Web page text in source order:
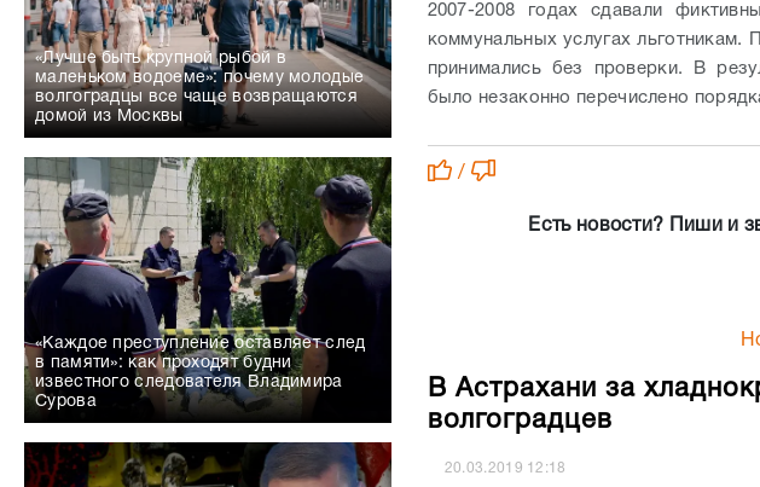
«Лучше быть крупной рыбой в
маленьком водоеме»: почему молодые
волгоградцы все чаще возвращаются
домой из Москвы
«Каждое преступление оставляет след
в памяти»: как проходят будни
известного следователя Владимира
Сурова
2007-2008 годах сдавали
коммунальных услугах льготникам.
принимались без проверки. В
было незаконно перечислено
/
Есть новости? Пиши и
В Астрахани за
волгоградцев
20.03.2019 12:18